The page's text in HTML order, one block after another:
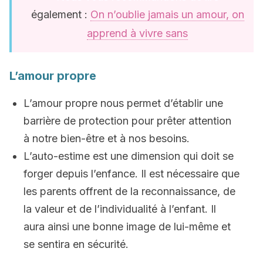
également : On n’oublie jamais un amour, on
apprend à vivre sans
L’amour propre
L’amour propre nous permet d’établir une
barrière de protection pour prêter attention
à notre bien-être et à nos besoins.
L’auto-estime est une dimension qui doit se
forger depuis l’enfance. Il est nécessaire que
les parents offrent de la reconnaissance, de
la valeur et de l’individualité à l’enfant. Il
aura ainsi une bonne image de lui-même et
se sentira en sécurité.